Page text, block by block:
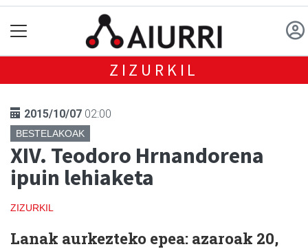
ZIZURKIL
2015/10/07 02:00
BESTELAKOAK
XIV. Teodoro Hrnandorena
ipuin lehiaketa
ZIZURKIL
Lanak aurkezteko epea: azaroak 20,